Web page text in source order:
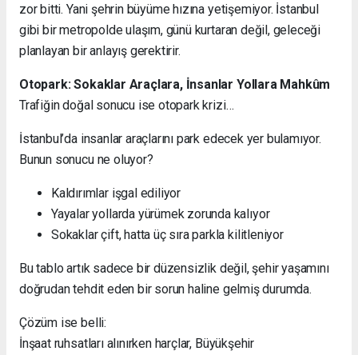
zor bitti. Yani şehrin büyüme hızına yetişemiyor. İstanbul
gibi bir metropolde ulaşım, günü kurtaran değil, geleceği
planlayan bir anlayış gerektirir.
Otopark: Sokaklar Araçlara, İnsanlar Yollara Mahkûm
Trafiğin doğal sonucu ise otopark krizi…
İstanbul’da insanlar araçlarını park edecek yer bulamıyor.
Bunun sonucu ne oluyor?
Kaldırımlar işgal ediliyor
Yayalar yollarda yürümek zorunda kalıyor
Sokaklar çift, hatta üç sıra parkla kilitleniyor
Bu tablo artık sadece bir düzensizlik değil, şehir yaşamını
doğrudan tehdit eden bir sorun haline gelmiş durumda.
Çözüm ise belli:
İnşaat ruhsatları alınırken harçlar, Büyükşehir